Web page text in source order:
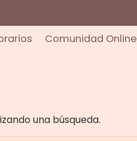
Comunidad Online
una búsqueda.